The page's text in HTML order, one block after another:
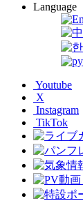
Language
Youtube
X
Instagram
TikTok